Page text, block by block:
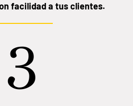
facilidad a tus clientes.
3